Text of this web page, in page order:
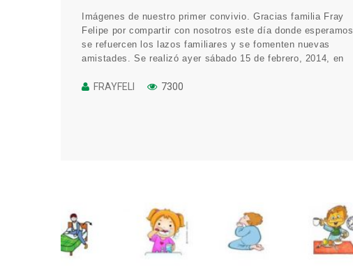
Imágenes de nuestro primer convivio. Gracias familia Fray
Felipe por compartir con nosotros este día donde esperamos
se refuercen los lazos familiares y se fomenten nuevas
amistades. Se realizó ayer sábado 15 de febrero, 2014, en
FRAYFELI 7300